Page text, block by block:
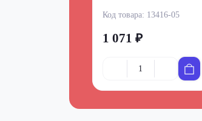
Код товара: 13416-05
1 071 ₽